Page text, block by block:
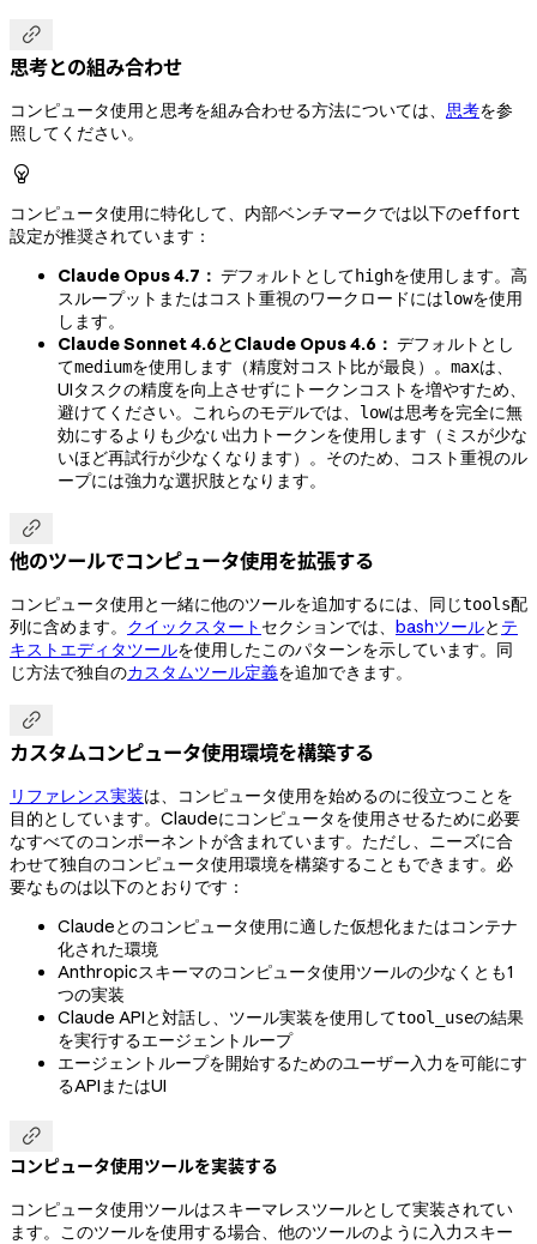

思考との組み合わせ
コンピュータ使用と思考を組み合わせる方法については、 思考を参
照してください。

コンピュータ使用に特化して、内部ベンチマークでは以下のeffort
設定が推奨されています：
Claude Opus 4.7： デフォルトとしてhighを使用します。高
スループットまたはコスト重視のワークロードにはlowを使用
します。
Claude Sonnet 4.6とClaude Opus 4.6： デフォルトとし
てmediumを使用します（精度対コスト比が最良）。 maxは、
UIタスクの精度を向上させずにトークンコストを増やすため、
避けてください。これらのモデルでは、
lowは思考を完全に無
効にするよりも 少ない出力トークンを使用します（ミスが少な
いほど再試行が少なくなります）。そのため、コスト重視のル
ープには強力な選択肢となります。

他のツールでコンピュータ使用を拡張する
コンピュータ使用と一緒に他のツールを追加するには、同じtools配
列に含めます。 クイックスタート セクションでは、 bashツールと テ
キストエディタツールを使用したこのパターンを示しています。同
じ方法で独自のカスタムツール定義を追加できます。

カスタムコンピュータ使用環境を構築する
リファレンス実装は、コンピュータ使用を始めるのに役立つことを
目的としています。Claudeにコンピュータを使用させるために必要
なすべてのコンポーネントが含まれています。ただし、ニーズに合
わせて独自のコンピュータ使用環境を構築することもできます。必
要なものは以下のとおりです：
Claudeとのコンピュータ使用に適した仮想化またはコンテナ
化された環境
Anthropicスキーマのコンピュータ使用ツールの少なくとも1
つの実装
Claude APIと対話し、ツール実装を使用してtool_useの結果
を実行するエージェントループ
エージェントループを開始するためのユーザー入力を可能にす
るAPIまたはUI

コンピュータ使用ツールを実装する
コンピュータ使用ツールはスキーマレスツールとして実装されてい
ます。このツールを使用する場合、他のツールのように入力スキー